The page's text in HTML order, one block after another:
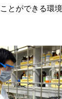
とができる環